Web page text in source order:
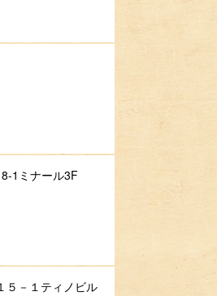
1ミナール3F
５－１ティノビル